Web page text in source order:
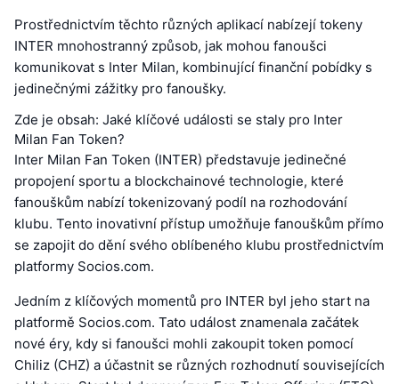
Prostřednictvím těchto různých aplikací nabízejí tokeny
INTER mnohostranný způsob, jak mohou fanoušci
komunikovat s Inter Milan, kombinující finanční pobídky s
jedinečnými zážitky pro fanoušky.
Zde je obsah: Jaké klíčové události se staly pro Inter
Milan Fan Token?
Inter Milan Fan Token (INTER) představuje jedinečné
propojení sportu a blockchainové technologie, které
fanouškům nabízí tokenizovaný podíl na rozhodování
klubu. Tento inovativní přístup umožňuje fanouškům přímo
se zapojit do dění svého oblíbeného klubu prostřednictvím
platformy Socios.com.
Jedním z klíčových momentů pro INTER byl jeho start na
platformě Socios.com. Tato událost znamenala začátek
nové éry, kdy si fanoušci mohli zakoupit token pomocí
Chiliz (CHZ) a účastnit se různých rozhodnutí souvisejících